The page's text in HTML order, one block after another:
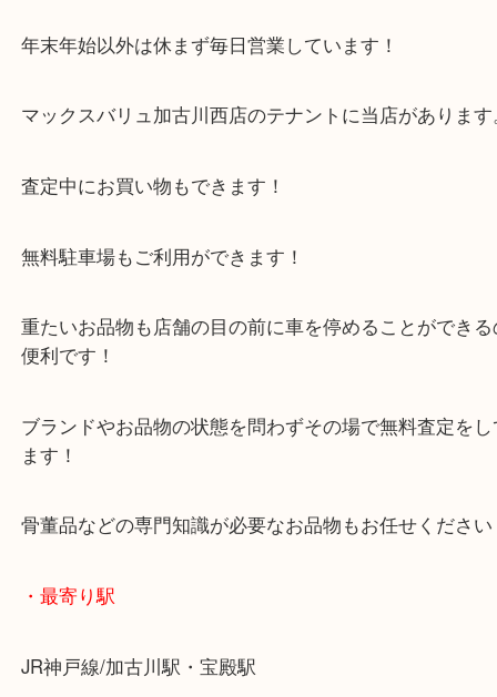
品物があるようで次回もお越しいただけるようです
その際はまたブログでご紹介をさせていただきます
日本のお金以外にも海外のお金もお買取りのことな
お任せください。
・当店の特徴
年末年始以外は休まず毎日営業しています！
マックスバリュ加古川西店のテナントに当店があり
査定中にお買い物もできます！